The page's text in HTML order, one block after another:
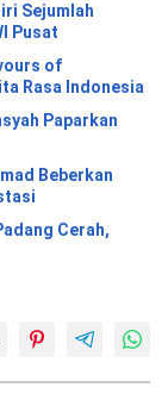
Sejumlah
Pusat
of
Rasa Indonesia
Paparkan
Beberkan
Cerah,